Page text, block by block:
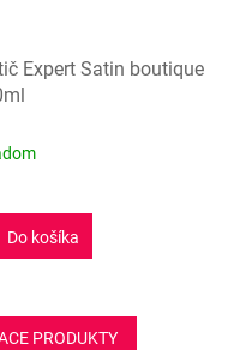
Expert Satin boutique
Do košíka
PRODUKTY